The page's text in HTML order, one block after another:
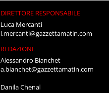
DIRETTORE RESPONSABILE
Luca Mercanti
l.mercanti@gazzettamatin.com
REDAZIONE
Alessandro Bianchet
a.bianchet@gazzettamatin.com
Danila Chenal